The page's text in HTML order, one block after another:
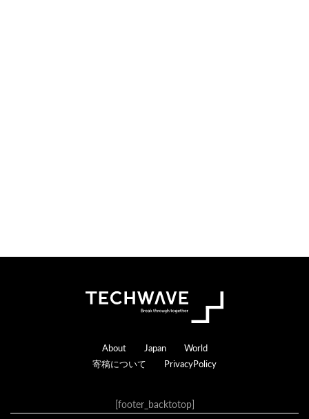
Footer
About Japan
World
寄稿について
PrivacyPolicy
[footer_backtotop]